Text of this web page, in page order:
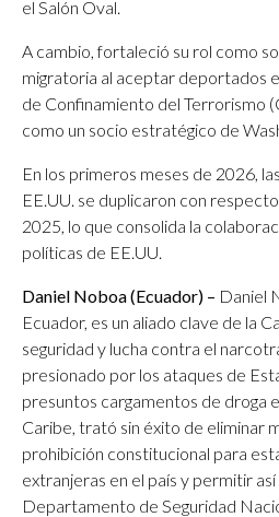
el Salón Oval.
A cambio, fortaleció su rol como
migratoria al aceptar deportados
de Confinamiento del Terrorismo
como un socio estratégico de
En los primeros meses de 2026,
EE.UU. se duplicaron con
2025, lo que consolida la
políticas de EE.UU.
Daniel Noboa (Ecuador) – Daniel
Ecuador, es un aliado clave de la
seguridad y lucha contra el
presionado por los ataques de
presuntos cargamentos de droga
Caribe, trató sin éxito de eliminar
prohibición constitucional para
extranjeras en el país y permitir
Departamento de Seguridad